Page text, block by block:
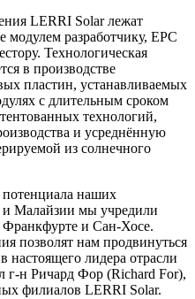
LERRI Solar лежат
модулем разработчику, ЕРС
Технологическая
в производстве
пластин, устанавливаемых
с длительным сроком
технологий,
и усреднённую
из солнечного
наших
Малайзии мы учредили
Франкфурте и Сан-Хосе.
позволят нам продвинуться
лидера отрасли
г-н Ричард Фор (Richard For),
филиалов LERRI Solar.